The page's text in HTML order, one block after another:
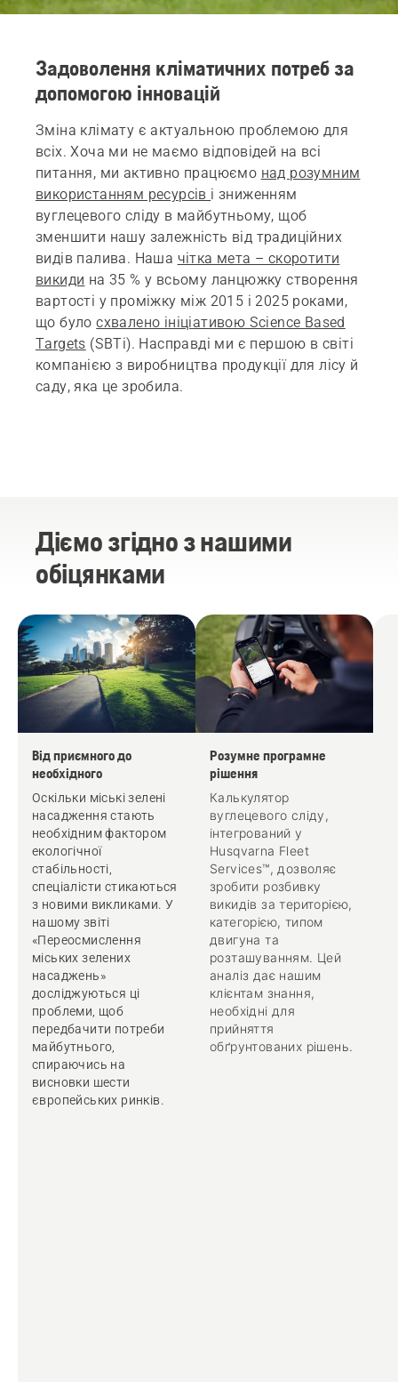
Задоволення кліматичних потреб за
допомогою інновацій
Зміна клімату є актуальною проблемою для
всіх. Хоча ми не маємо відповідей на всі
питання, ми активно працюємо над розумним
використанням ресурсів і зниженням
вуглецевого сліду в майбутньому, щоб
зменшити нашу залежність від традиційних
видів палива. Наша чітка мета – скоротити
викиди на 35 % у всьому ланцюжку створення
вартості у проміжку між 2015 і 2025 роками,
що булосхвалено ініціативою Science Based
Targets (SBTi). Насправді ми є першою в світі
компанією з виробництва продукції для лісу й
саду, яка це зробила.
Діємо згідно з нашими
обіцянками
Від приємного до
необхідного
Оскільки міські зелені
насадження стають
необхідним фактором
екологічної
стабільності,
спеціалісти стикаються
з новими викликами. У
нашому звіті
«Переосмислення
міських зелених
насаджень»
досліджуються ці
проблеми, щоб
передбачити потреби
майбутнього,
спираючись на
висновки шести
європейських ринків.
Розумне програмне
рішення
Калькулятор
вуглецевого сліду,
інтегрований у
Husqvarna Fleet
Services™, дозволяє
зробити розбивку
викидів за територією,
категорією, типом
двигуна та
розташуванням. Цей
аналіз дає нашим
клієнтам знання,
необхідні для
прийняття
обґрунтованих рішень.